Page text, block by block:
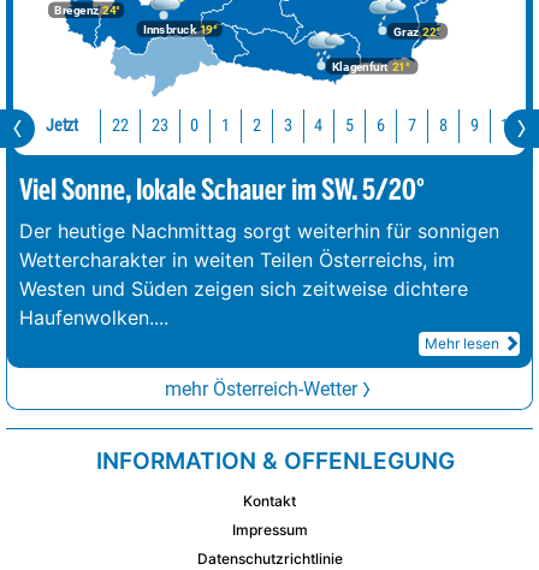
Bregenz24°
Graz22°
Innsbruck19°
Klagenfurt 21°
Jetzt 22 23 0 1 2 3 4 5 6 7 8 9 10
Viel Sonne, lokale Schauer im SW. 5/20°
Der heutige Nachmittag sorgt weiterhin für sonnigen
Wettercharakter in weiten Teilen Österreichs, im
Westen und Süden zeigen sich zeitweise dichtere
Haufenwolken....
Mehr lesen
mehr Österreich-Wetter
INFORMATION & OFFENLEGUNG
Kontakt
Impressum
Datenschutzrichtlinie